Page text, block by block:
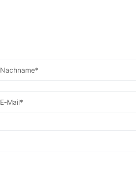
Nachname*
E-Mail*